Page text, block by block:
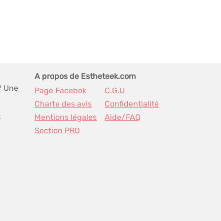
Une
A propos de Estheteek.com
Page Facebok
C.G.U
Charte des avis
Confidentialité
Mentions légales
Aide/FAQ
Section PRO